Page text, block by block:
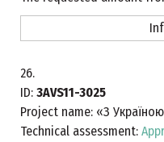
26.
ID: 3AVS11-3025
Project name: «З
Technical assessment: